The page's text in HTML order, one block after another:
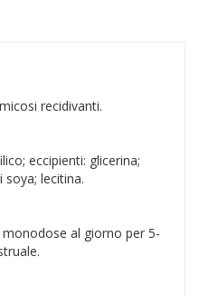
recidivanti.
eccipienti: glicerina;
lecitina.
al giorno per 5-